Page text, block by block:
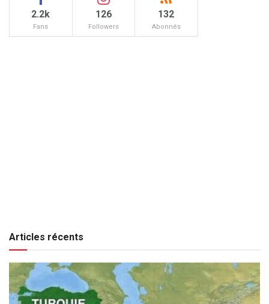
2.2k
Fans
126
Followers
132
Abonnés
Articles récents